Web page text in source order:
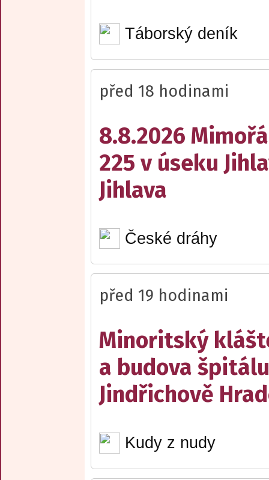
Táborský deník
před 18 hodinami
8.8.2026
225 v úseku
Jihlava
České dráhy
před 19 hodinami
Minoritský
a budova
Jindřichově
Kudy z nudy